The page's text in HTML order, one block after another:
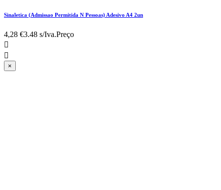
Sinaletica (Admissao Permitida N Pessoas) Adesivo A4 2un
4,28 €3.48 s/Iva.Preço


×